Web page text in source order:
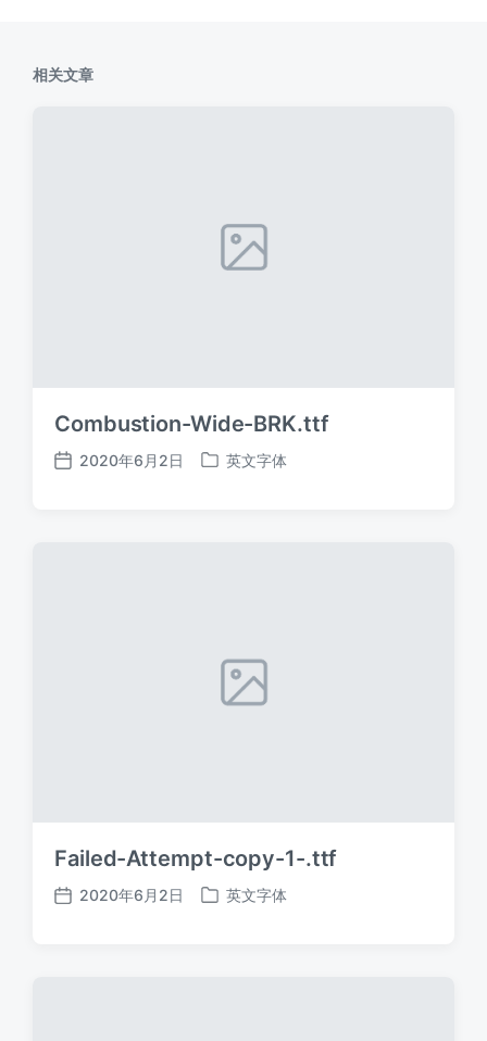
相关文章
Combustion-Wide-BRK.ttf
发
2020年6月2日
发
英文字体
Failed-Attempt-copy-1-.ttf
发
2020年6月2日
发
英文字体